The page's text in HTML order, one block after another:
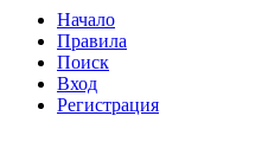
Начало
Правила
Поиск
Вход
Регистрация